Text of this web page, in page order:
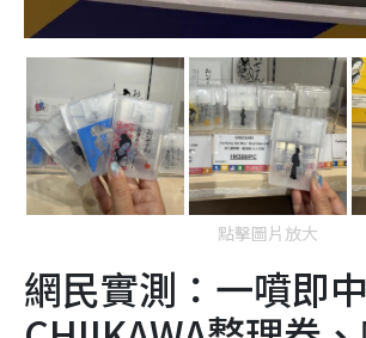
點擊圖片放大
網民實測：一噴即中